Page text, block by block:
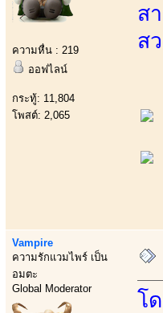
ความหื่น : 219
ออฟไลน์
กระทู้: 11,804
โพสต์: 2,065
ส
ส
Vampire
ความรักแวมไพร์ เป็น
อมตะ
Global Moderator
โ